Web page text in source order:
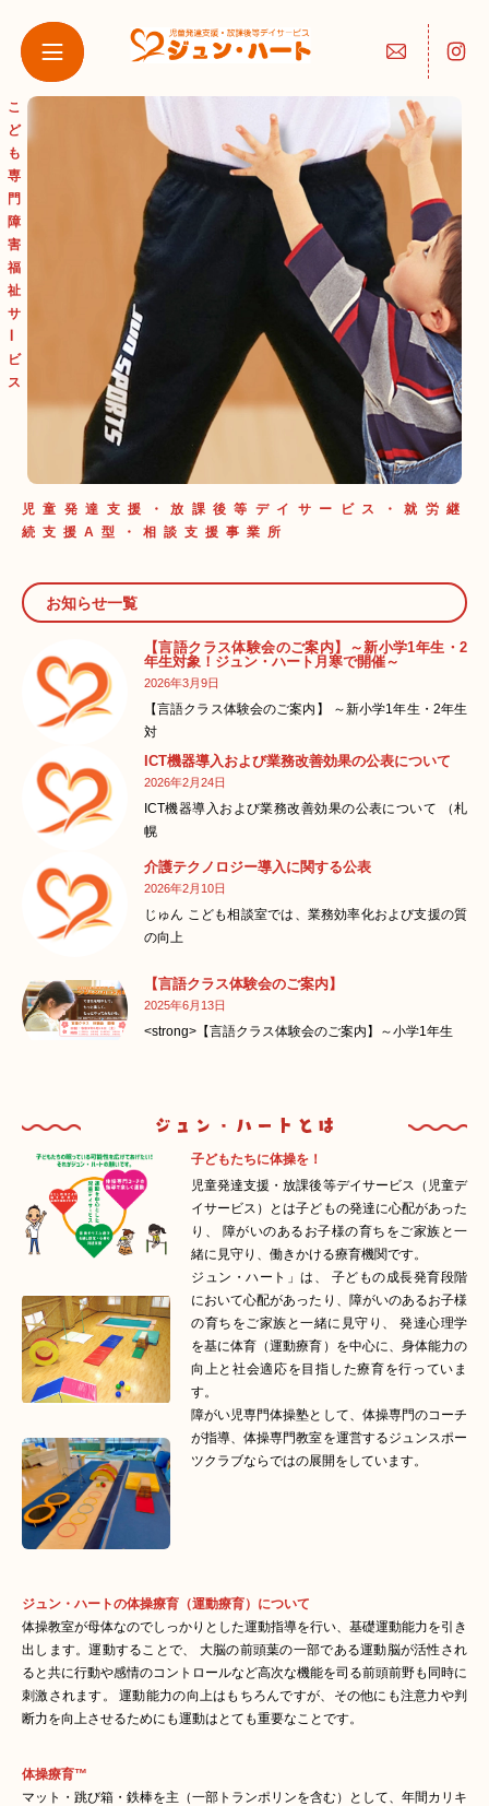
児童発達支援・放課後等デイサービス・就労継
続支援A型・相談支援事業所
こ
ど
も
専
門
障
害
福
祉
サ
ビ
ス
お知らせ一覧
【言語クラス体験会のご案内】～新小学1年生・2
年生対象！ジュン・ハート月寒で開催～
2026年3月9日
【言語クラス体験会のご案内】 ～新小学1年生・2年生
対
ICT機器導入および業務改善効果の公表について
2026年2月24日
ICT機器導入および業務改善効果の公表について （札
幌
介護テクノロジー導入に関する公表
2026年2月10日
じゅん こども相談室では、業務効率化および支援の質
の向上
【言語クラス体験会のご案内】
2025年6月13日
<strong>【言語クラス体験会のご案内】～小学1年生
子どもたちに体操を！
児童発達支援・放課後等デイサービス（児童デ
イサービス）とは子どもの発達に心配があった
り、 障がいのあるお子様の育ちをご家族と一
緒に見守り、働きかける療育機関です。
ジュン・ハート」は、 子どもの成長発育段階
において心配があったり、障がいのあるお子様
の育ちをご家族と一緒に見守り、 発達心理学
を基に体育（運動療育）を中心に、身体能力の
向上と社会適応を目指した療育を行っていま
す。
障がい児専門体操塾として、体操専門のコーチ
が指導、体操専門教室を運営するジュンスポー
ツクラブならではの展開をしています。
ジュン・ハートの体操療育（運動療育）について
体操教室が母体なのでしっかりとした運動指導を行い、基礎運動能力を引き
出します。運動することで、 大脳の前頭葉の一部である運動脳が活性され
ると共に行動や感情のコントロールなど高次な機能を司る前頭前野も同時に
刺激されます。 運動能力の向上はもちろんですが、その他にも注意力や判
断力を向上させるためにも運動はとても重要なことです。
体操療育™
マット・跳び箱・鉄棒を主（一部トランポリンを含む）として、年間カリキ
ジュン・ハート（清
ジュン・ハート ムーブ
ジュン・ハート ジョブ
ジュン・ハート 厚別西
ジュン・ハート 東札幌
ジュン・ハート ワーク
ジュン・ハート 月寒①
ジュン・ハート 月寒②
て